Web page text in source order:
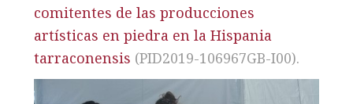
comitentes de las producciones
artísticas en piedra en la Hispania
tarraconensis (PID2019-106967GB-I00).